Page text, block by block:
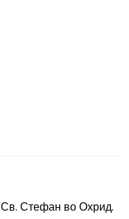
Стефан во Охрид.